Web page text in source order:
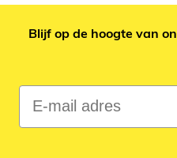
Blijf op de hoogte van
E-mail adres